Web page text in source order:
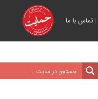
|تماس با ما